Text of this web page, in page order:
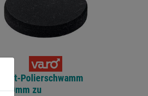
Haft-Polierschwamm
180mm zu